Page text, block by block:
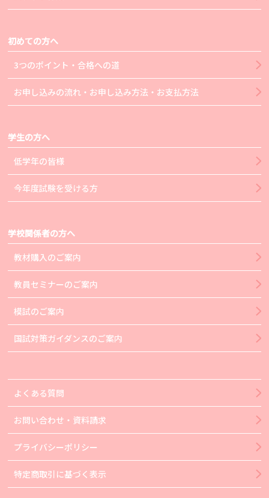
初めての方へ
3つのポイント・合格への道
お申し込みの流れ・お申し込み方法・お支払方法
学生の方へ
低学年の皆様
今年度試験を受ける方
学校関係者の方へ
教材購入のご案内
教員セミナーのご案内
模試のご案内
国試対策ガイダンスのご案内
よくある質問
お問い合わせ・資料請求
プライバシーポリシー
特定商取引に基づく表示